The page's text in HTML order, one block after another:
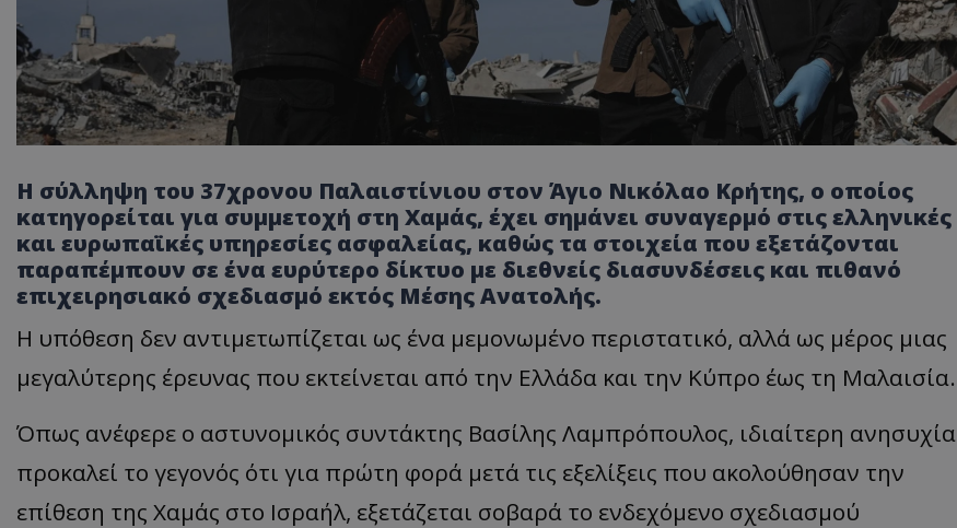
Η σύλληψη του 37χρονου Παλαιστίνιου στον Άγιο Νικόλαο Κρήτης, ο οποίος
κατηγορείται για συμμετοχή στη Χαμάς, έχει σημάνει συναγερμό στις ελληνικές
και ευρωπαϊκές υπηρεσίες ασφαλείας, καθώς τα στοιχεία που εξετάζονται
παραπέμπουν σε ένα ευρύτερο δίκτυο με διεθνείς διασυνδέσεις και πιθανό
επιχειρησιακό σχεδιασμό εκτός Μέσης Ανατολής.
Η υπόθεση δεν αντιμετωπίζεται ως ένα μεμονωμένο περιστατικό, αλλά ως μέρος μιας
μεγαλύτερης έρευνας που εκτείνεται από την Ελλάδα και την Κύπρο έως τη Μαλαισία.
Όπως ανέφερε ο αστυνομικός συντάκτης Βασίλης Λαμπρόπουλος, ιδιαίτερη ανησυχία
προκαλεί το γεγονός ότι για πρώτη φορά μετά τις εξελίξεις που ακολούθησαν την
επίθεση της Χαμάς στο Ισραήλ, εξετάζεται σοβαρά το ενδεχόμενο σχεδιασμού